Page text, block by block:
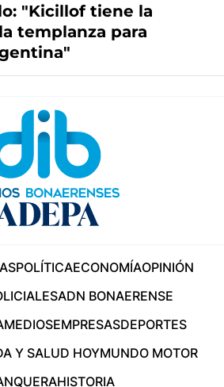
"Kicillof tiene la
templanza para
POLÍTICAECONOMÍAOPINIÓN
ADN BONAERENSE
MEDIOSEMPRESASDEPORTES
Y SALUD HOYMUNDO MOTOR
HISTORIA